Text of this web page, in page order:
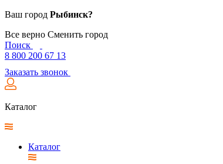
Ваш город Рыбинск?
Все верно Сменить город
Поиск
8 800 200 67 13
Заказать звонок
Каталог
Каталог